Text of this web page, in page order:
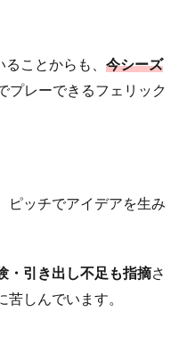
ことからも、 今シーズ
プレーできるフェリック
ピッチでアイデアを生み
・引き出し不足も指摘さ
苦しんでいます。